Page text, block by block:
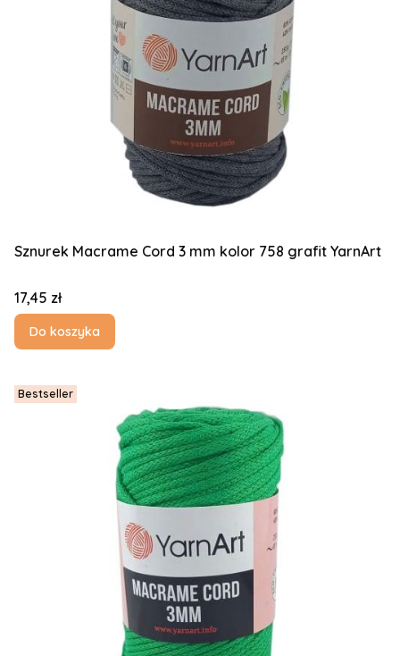
Sznurek Macrame Cord 3 mm kolor 758 grafit YarnArt
Cena
17,45 zł
Do koszyka
Bestseller